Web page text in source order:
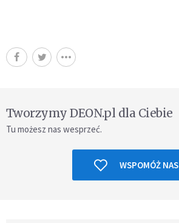
Tworzymy DEON.pl dla Ciebie
Tu możesz nas wesprzeć.
WSPOMÓŻ NAS